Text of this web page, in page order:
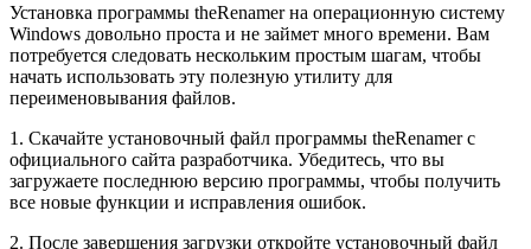
Установка программы theRenamer на операционную систему
Windows довольно проста и не займет много времени. Вам
потребуется следовать нескольким простым шагам, чтобы
начать использовать эту полезную утилиту для
переименовывания файлов.
1. Скачайте установочный файл программы theRenamer с
официального сайта разработчика. Убедитесь, что вы
загружаете последнюю версию программы, чтобы получить
все новые функции и исправления ошибок.
2. После завершения загрузки откройте установочный файл